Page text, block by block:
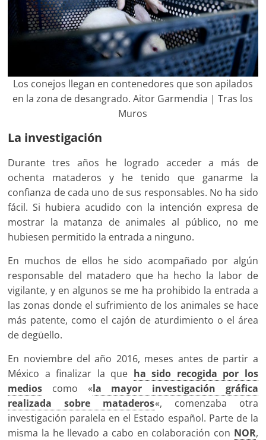
Los conejos llegan en contenedores que son apilados
en la zona de desangrado. Aitor Garmendia | Tras los
Muros
La investigación
Durante tres años he logrado acceder a más de
ochenta mataderos y he tenido que ganarme la
confianza de cada uno de sus responsables. No ha sido
fácil. Si hubiera acudido con la intención expresa de
mostrar la matanza de animales al público, no me
hubiesen permitido la entrada a ninguno.
En muchos de ellos he sido acompañado por algún
responsable del matadero que ha hecho la labor de
vigilante, y en algunos se me ha prohibido la entrada a
las zonas donde el sufrimiento de los animales se hace
más patente, como el cajón de aturdimiento o el área
de degüello.
En noviembre del año 2016, meses antes de partir a
México a finalizar la que ha sido recogida por los
medios como «la mayor investigación gráfica
realizada sobre mataderos«, comenzaba otra
investigación paralela en el Estado español. Parte de la
misma la he llevado a cabo en colaboración con NOR,